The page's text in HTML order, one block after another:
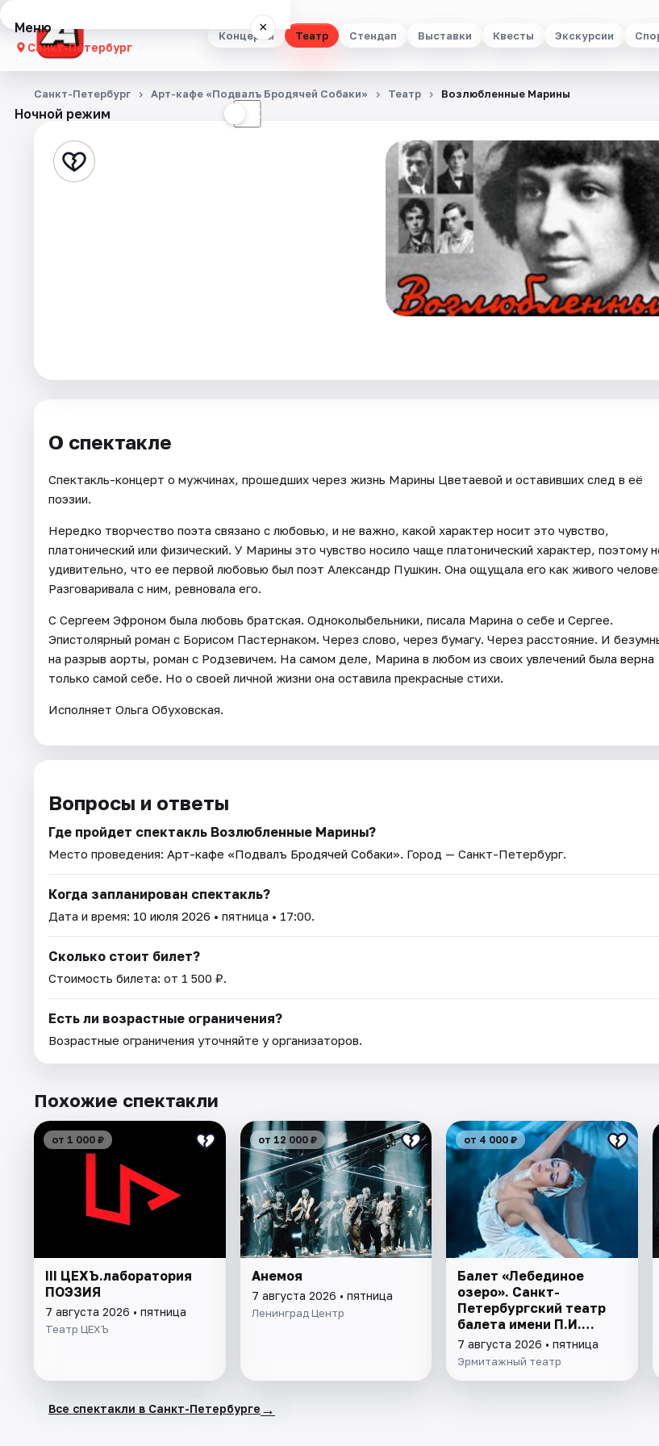
Концерты Театр Стендап Выставки Квесты Экскурсии
Меню ×
Санкт-Петербург
Концерты
Стендап
Площадки
Артисты
Ночной режим ☾
Санкт-Петербург Арт-кафе «Подвалъ Бродячей Собаки» Театр Возлюбленные Марины
О спектакле
Спектакль-концерт о мужчинах, прошедших через жизнь Марины Цветаевой и оставивших след в её
поэзии.
Нередко творчество поэта связано с любовью, и не важно, какой характер носит это чувство,
платонический или физический. У Марины это чувство носило чаще платонический характер, поэтому
удивительно, что ее первой любовью был поэт Александр Пушкин. Она ощущала его как живого
Разговаривала с ним, ревновала его.
С Сергеем Эфроном была любовь братская. Одноколыбельники, писала Марина о себе и Сергее.
Эпистолярный роман с Борисом Пастернаком. Через слово, через бумагу. Через расстояние. И
на разрыв аорты, роман с Родзевичем. На самом деле, Марина в любом из своих увлечений была верна
только самой себе. Но о своей личной жизни она оставила прекрасные стихи.
Исполняет Ольга Обуховская.
Вопросы и ответы
Где пройдет спектакль Возлюбленные Марины?
Место проведения: Арт-кафе «Подвалъ Бродячей Собаки». Город — Санкт-Петербург.
Когда запланирован спектакль?
Дата и время: 10 июля 2026 • пятница • 17:00.
Сколько стоит билет?
Стоимость билета: от 1 500 ₽.
Есть ли возрастные ограничения?
Возрастные ограничения уточняйте у организаторов.
Похожие спектакли
от 1 000 ₽
III ЦЕХЪ.лаборатория
ПОЭЗИЯ
7 августа 2026 • пятница
Театр ЦЕХЪ
от 12 000 ₽
Анемоя
7 августа 2026 • пятница
Ленинград Центр
от 4 000 ₽
Балет «Лебединое
озеро». Санкт-
Петербургский театр
балета имени П.И.
Чайковского
7 августа 2026 • пятница
Эрмитажный театр
Все спектакли в Санкт-Петербурге →